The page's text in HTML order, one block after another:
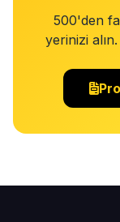
500'den
yerinizi